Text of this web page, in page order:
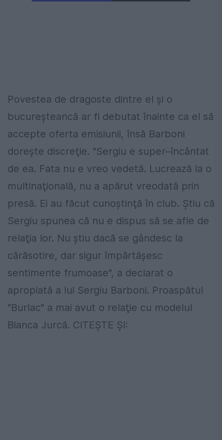
Povestea de dragoste dintre el şi o
bucureşteancă ar fi debutat înainte ca el să
accepte oferta emisiunii, însă Barboni
doreşte discreţie. "Sergiu e super–încântat
de ea. Fata nu e vreo vedetă. Lucrează la o
multinaţională, nu a apărut vreodată prin
presă. Ei au făcut cunoştinţă în club. Ştiu că
Sergiu spunea că nu e dispus să se afle de
relaţia lor. Nu ştiu dacă se gândesc la
cărăsotire, dar sigur împărtăşesc
sentimente frumoase", a declarat o
apropiată a lui Sergiu Barboni. Proaspătul
"Burlac" a mai avut o relaţie cu modelul
Bianca Jurcă. CITEŞTE ŞI: